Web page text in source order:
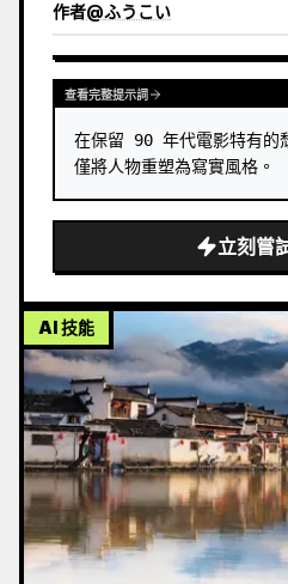
"legs": "膝蓋向上
作者@ふうこい
查看完整提示詞
在保留 90 年代電影特有的
僅將人物重塑為寫實風格。
立刻嘗
AI 技能